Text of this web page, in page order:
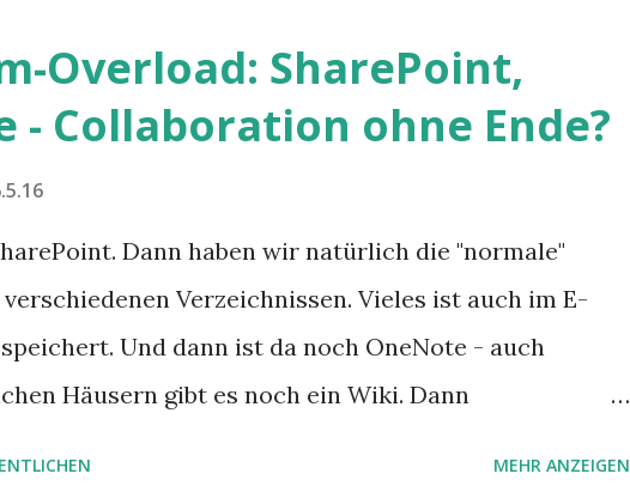
Overload: SharePoint,
- Collaboration ohne Ende?
Dann haben wir natürlich die "normale"
Verzeichnissen. Vieles ist auch im E-
Und dann ist da noch OneNote - auch
Häusern gibt es noch ein Wiki. Dann
MEHR ANZEIGEN